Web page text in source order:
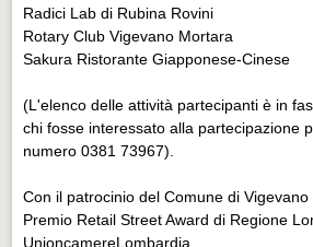
Radici Lab di Rubina Rovini
Rotary Club Vigevano Mortara
Sakura Ristorante Giapponese-Cinese
(L'elenco delle attività partecipanti è in
chi fosse interessato alla partecipazione
numero 0381 73967).
Con il patrocinio del Comune di Vigevano
Premio Retail Street Award di Regione
UnioncamereLombardia